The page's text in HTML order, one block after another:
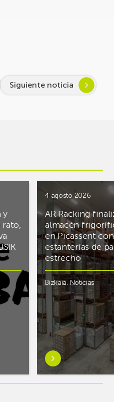
Siguiente noticia
y
rato,
4 agosto 2026
AR Racking
almacén
en Picassent con
estanterías de
estrecho
Bizkaia,Noticias
Saber
más